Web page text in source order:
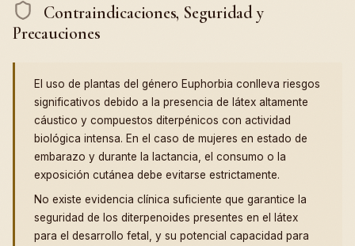
Contraindicaciones, Seguridad y
Precauciones
El uso de plantas del género Euphorbia conlleva riesgos
significativos debido a la presencia de látex altamente
cáustico y compuestos diterpénicos con actividad
biológica intensa. En el caso de mujeres en estado de
embarazo y durante la lactancia, el consumo o la
exposición cutánea debe evitarse estrictamente.
No existe evidencia clínica suficiente que garantice la
seguridad de los diterpenoides presentes en el látex
para el desarrollo fetal, y su potencial capacidad para